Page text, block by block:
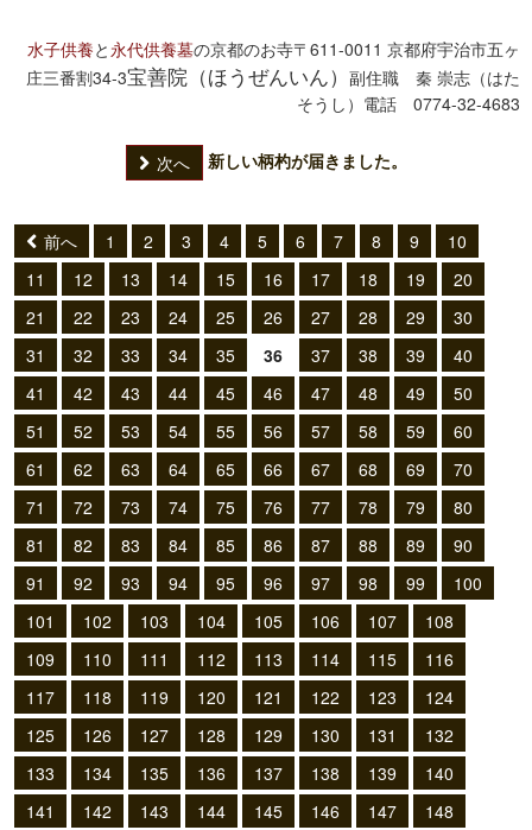
水子供養と 永代供養墓の京都のお寺〒611-0011 京都府宇治市五ヶ
庄三番割34-3宝善院（ほうぜんいん） 副住職 秦 崇志（はた
そうし） 電話 0774-32-4683
次へ 新しい柄杓が届きました。
前へ 1 2 3 4 5 6 7 8 9
10
11
12 13 14 15 16 17 18 19
20
21
22 23 24 25 26 27 28 29
30
31
32 33 34 35 36 37 38 39
40
41
42 43 44 45 46 47 48 49
50
51
52 53 54 55 56 57 58 59
60
61
62 63 64 65 66 67 68 69
70
71
72 73 74 75 76 77 78 79
80
81
82 83 84 85 86 87 88 89
90
91
92 93 94 95 96 97 98 99
100
101
102 103 104 105 106 107
108
109
110 111 112 113 114 115
116
117
118 119 120 121 122 123
124
125
126 127 128 129 130 131
132
133
134 135 136 137 138 139
140
141
142 143 144 145 146 147
148